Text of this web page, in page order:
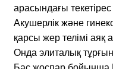
арасындағы
Акушерлік және
қарсы жер телімі
Онда элиталық